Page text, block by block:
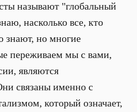
называют "глобальный
насколько все, кто
знают, но многие
переживаем мы с вами,
являются
связаны именно с
который означает,